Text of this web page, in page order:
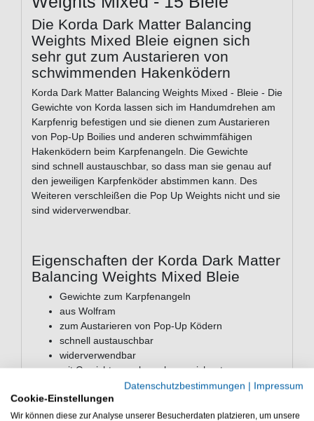
Die Korda Dark Matter Balancing
Weights Mixed Bleie eignen sich
sehr gut zum Austarieren von
schwimmenden Hakenködern
Korda Dark Matter Balancing Weights Mixed - Bleie - Die
Gewichte von Korda lassen sich im Handumdrehen am
Karpfenrig befestigen und sie dienen zum Austarieren
von Pop-Up Boilies und anderen schwimmfähigen
Hakenködern beim Karpfenangeln. Die Gewichte
sind schnell austauschbar, so dass man sie genau auf
den jeweiligen Karpfenköder abstimmen kann. Des
Weiteren verschleißen die Pop Up Weights nicht und sie
sind widerverwendbar.
Eigenschaften der Korda Dark Matter
Balancing Weights Mixed Bleie
Gewichte zum Karpfenangeln
aus Wolfram
zum Austarieren von Pop-Up Ködern
schnell austauschbar
widerverwendbar
mit Gewichtsangabe gekennzeichnet
für alle Wirbel von Korda in Größe 11
Packungsinhalt: 15 Gewichte, je 3 Stück in 0,30g,
0,35g, 0,40g, 0,45g, 0,50g
Datenschutzbestimmungen | Impressum
Cookie-Einstellungen
Wir können diese zur Analyse unserer Besucherdaten platzieren, um unsere